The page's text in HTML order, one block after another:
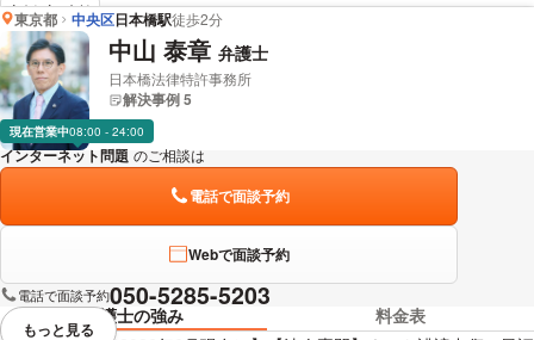
完全個室で相談
中山 和人 弁護士の詳細情報を見る
東京都 中央区日本橋駅徒歩2分
中山 泰章 弁護士
日本橋法律特許事務所
解決事例 5
現在営業中08:00 - 24:00
インターネット問題 のご相談は
電話で面談予約
Webで面談予約
電話で面談予約050-5285-5203
弁護士の強み
料金表
もっと見る